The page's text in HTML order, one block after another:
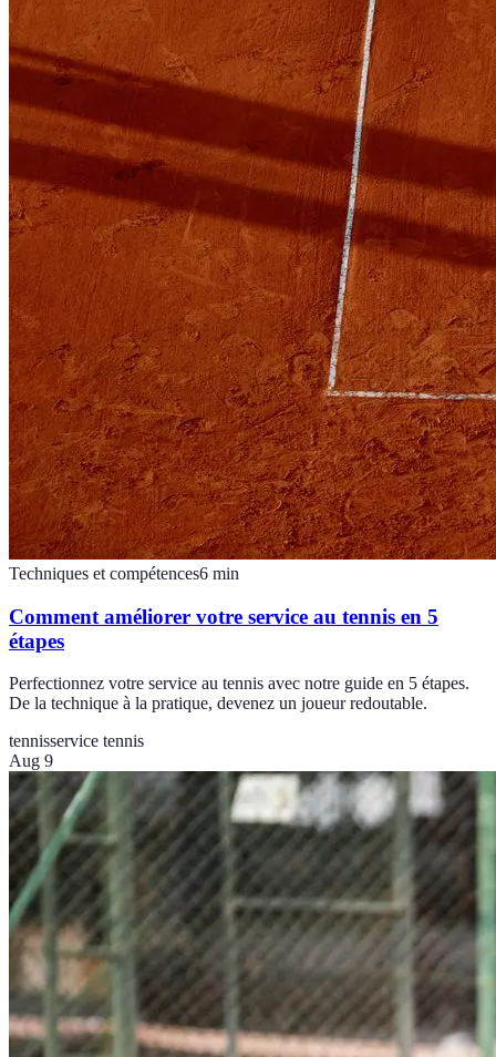
Techniques et compétences6 min
Comment améliorer votre service au tennis en 5
étapes
Perfectionnez votre service au tennis avec notre guide en 5 étapes.
De la technique à la pratique, devenez un joueur redoutable.
tennisservice tennis
Aug 9